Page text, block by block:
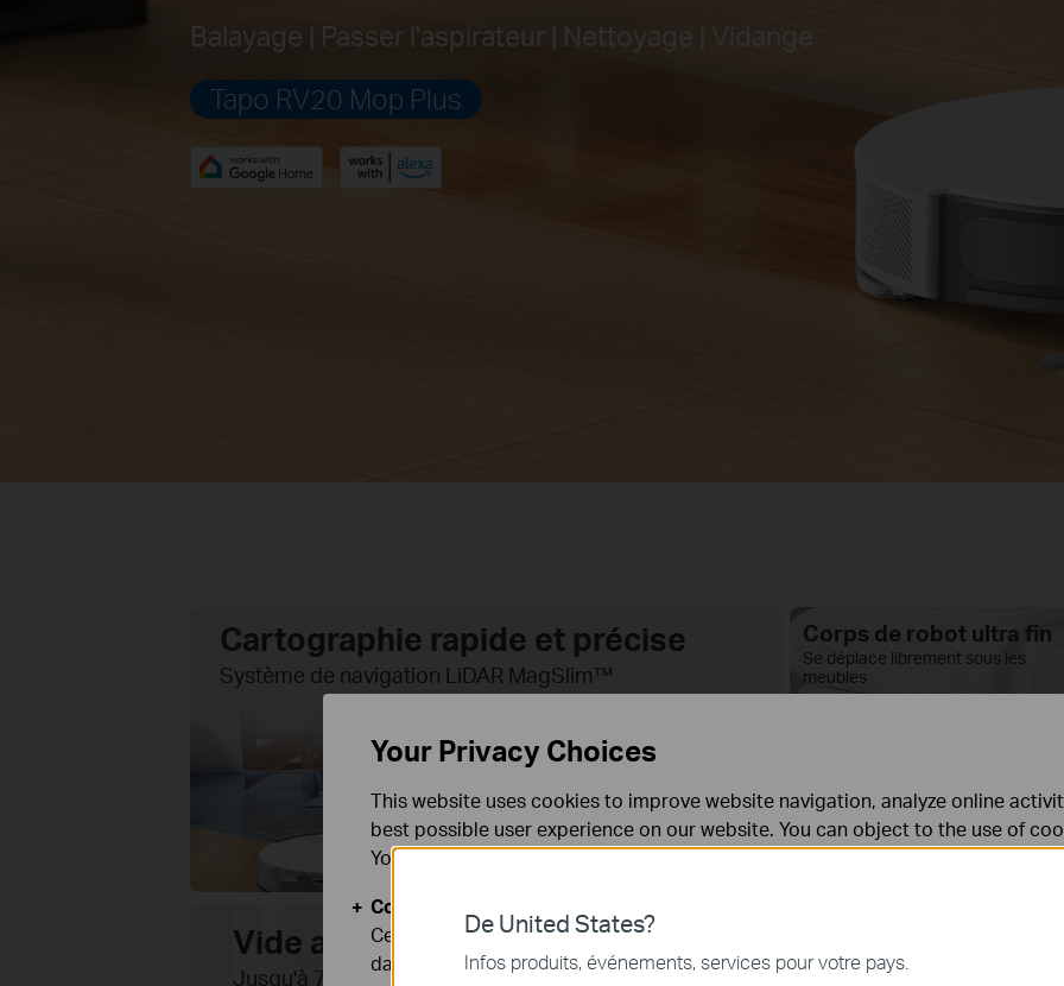
Balayage | Passer l'aspirateur | Nettoyage | Vidange
Tapo RV20 Mop Plus
Cartographie rapide et précise
Système de navigation LiDAR MagSlim™
Corps de robot ultra fin
Se déplace librement sous les
meubles
Vide automatique
Jusqu'à 70 jours
De United States?
Infos produits, événements, services pour votre pays.
Your Privacy Choices
This website uses cookies to improve website navigation, analyze online
best possible user experience on our website. You can object to the use of
You can find more information in ourprivacy policy.Don’t show again
Cookies basiques
Ces cookies sont nécessaires au fonctionnement du site Web et ne peuvent
dans vos systèmes.